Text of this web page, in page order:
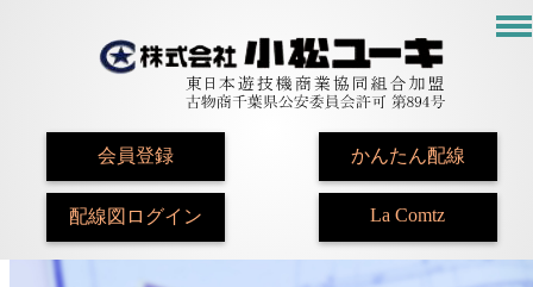
会員登録 かんたん配線
配線図ログイン La Comtz